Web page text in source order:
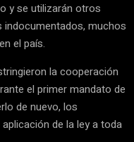
y se utilizarán otros
indocumentados, muchos
el país.
la cooperación
el primer mandato de
de nuevo, los
de la ley a toda